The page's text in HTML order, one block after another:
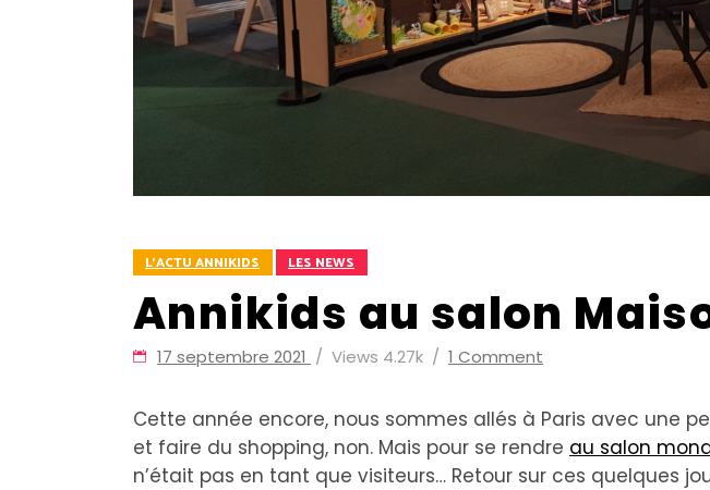
L'ACTU ANNIKIDS LES NEWS
Annikids au salon
17 septembre 2021 Views 4.27k 1 Comment
Cette année encore, nous sommes allés à Paris avec une
et faire du shopping, non. Mais pour se rendre au salon
n’était pas en tant que visiteurs… Retour sur ces quelques